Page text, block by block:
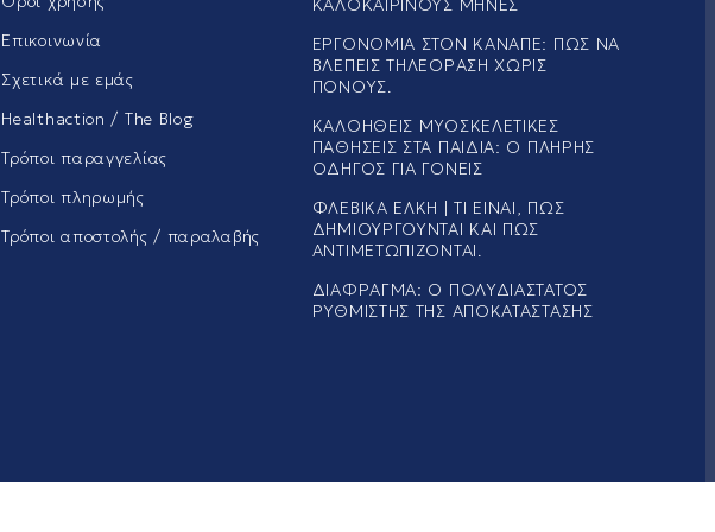
Επικοινωνία
Σχετικά με εμάς
Healthaction / The Blog
Τρόποι παραγγελίας
Τρόποι πληρωμής
Τρόποι αποστολής / παραλαβής
ΚΑΛΟΚΑΙΡΙΝΟΎΣ ΜΉΝΕΣ
ΕΡΓΟΝΟΜΊΑ ΣΤΟΝ ΚΑΝΑΠΈ: ΠΏΣ ΝΑ
ΒΛΈΠΕΙΣ ΤΗΛΕΌΡΑΣΗ ΧΩΡΊΣ
ΠΌΝΟΥΣ.
ΚΑΛΟΉΘΕΙΣ ΜΥΟΣΚΕΛΕΤΙΚΈΣ
ΠΑΘΉΣΕΙΣ ΣΤΑ ΠΑΙΔΙΆ: Ο ΠΛΉΡΗΣ
ΟΔΗΓΌΣ ΓΙΑ ΓΟΝΕΊΣ
ΦΛΕΒΙΚΆ ΈΛΚΗ | ΤΙ ΕΊΝΑΙ, ΠΏΣ
ΔΗΜΙΟΥΡΓΟΎΝΤΑΙ ΚΑΙ ΠΏΣ
ΑΝΤΙΜΕΤΩΠΊΖΟΝΤΑΙ.
ΔΙΆΦΡΑΓΜΑ: Ο ΠΟΛΥΔΙΆΣΤΑΤΟΣ
ΡΥΘΜΙΣΤΉΣ ΤΗΣ ΑΠΟΚΑΤΆΣΤΑΣΗΣ